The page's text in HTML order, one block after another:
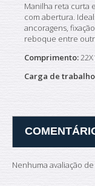
Manilha reta curta
com abertura.
ancoragens,
reboque entre
Comprimento:
Carga de
Nenhuma avaliação